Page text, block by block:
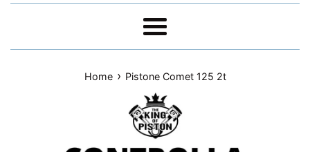
Menu
Home › Pistone Comet 125 2t